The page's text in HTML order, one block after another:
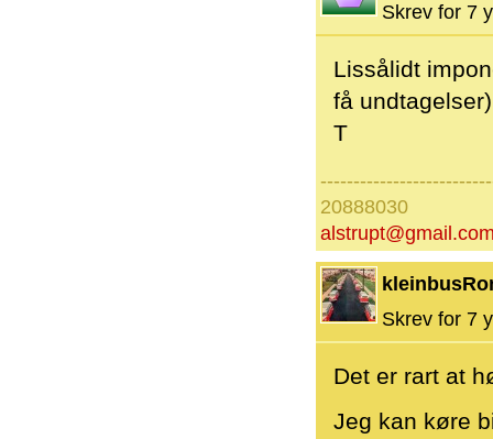
Skrev for 7
Lissålidt
få
T
20888030
Skrev for 7
Det er rart at
Jeg kan køre